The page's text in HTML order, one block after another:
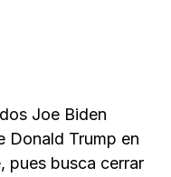
Joe Biden
Donald Trump en
pues busca cerrar